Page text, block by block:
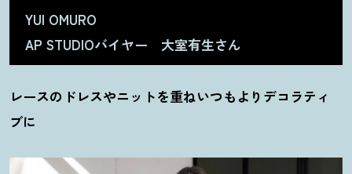
YUI OMURO
AP STUDIOバイヤー 大室有生さん
レースのドレスやニットを重ねいつもよりデコラティ
ブに